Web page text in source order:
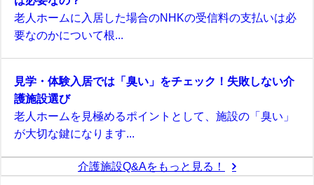
老人ホームに入居した場合のNHKの受信料の支払いは必
要なのかについて根...
見学・体験入居では「臭い」をチェック！失敗しない介
護施設選び
老人ホームを見極めるポイントとして、施設の「臭い」
が大切な鍵になります...
介護施設Q&Aをもっと見る！